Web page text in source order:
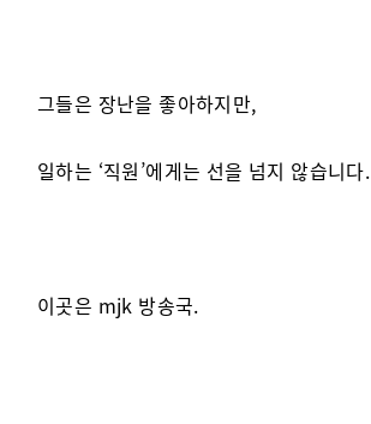
그들은 장난을 좋아하지만,
일하는 ‘직원’에게는 선을 넘지 않습니다.
이곳은 mjk 방송국.